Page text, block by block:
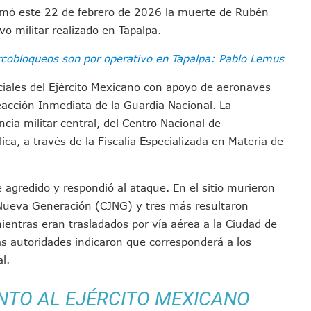
Urgencias Del Hospital 42 De Puerto Vallarta
Regional De Autismo En Puerto Vallarta
El Sistema De Electromovilidad En Puerto Vallarta
A 100 Familias De Puerto Vallarta
Del Agua De Calidad En La Zona Metropolitana De Guadalajara
Tovar Eleva A 4 Cuerpos Encontrados En El Río
Nacional De La Liga Premier FMF
De Familias En Las Paseadas De Las Palmas 2026
Mantienen Restricciones En Playas De Puerto Vallarta
Comienza Una Nueva Vida Con Una Familia
Solo Generó 262 Mil En Seis Meses: Coparmex
Edificios Y Puentes En Japón (VIDEOS)
Al Corredor Bahía De Banderas–Puerto Vallarta
este 22 de febrero de 2026 la muerte de Rubén
militar realizado en Tapalpa.
son por operativo en Tapalpa: Pablo Lemus
del Ejército Mexicano con apoyo de aeronaves
Inmediata de la Guardia Nacional. La
militar central, del Centro Nacional de
, a través de la Fiscalía Especializada en Materia de
y respondió al ataque. En el sitio murieron
Generación (CJNG) y tres más resultaron
eran trasladados por vía aérea a la Ciudad de
autoridades indicaron que corresponderá a los
AL EJÉRCITO MEXICANO